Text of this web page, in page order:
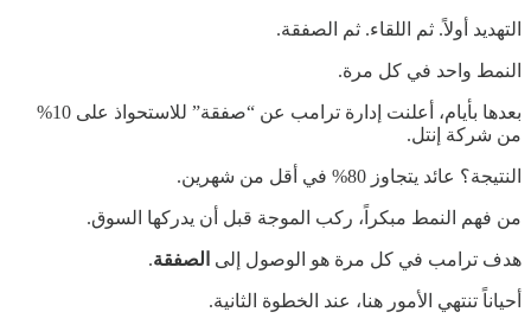
التهديد أولاً. ثم اللقاء. ثم الصفقة.
النمط واحد في كل مرة.
بعدها بأيام، أعلنت إدارة ترامب عن “صفقة” للاستحواذ على 10%
من شركة إنتل.
النتيجة؟ عائد يتجاوز 80% في أقل من شهرين.
من فهم النمط مبكراً، ركب الموجة قبل أن يدركها السوق.
هدف ترامب في كل مرة هو الوصول إلى الصفقة.
أحياناً تنتهي الأمور هنا، عند الخطوة الثانية.